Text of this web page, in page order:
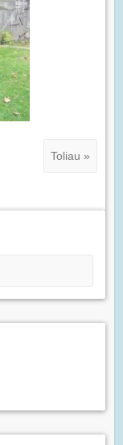
Toliau »